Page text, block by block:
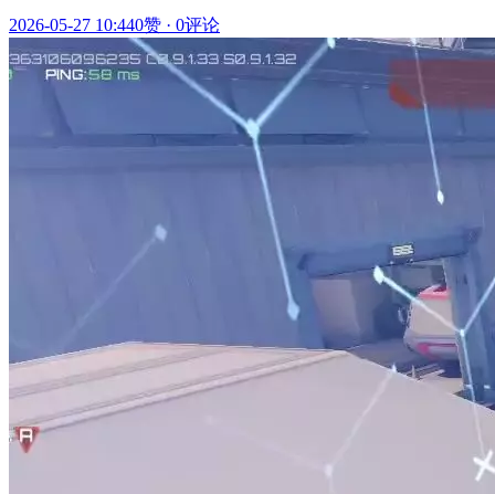
2026-05-27 10:440赞 · 0评论